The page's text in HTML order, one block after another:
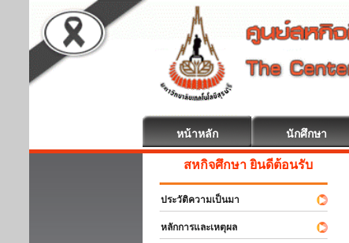
หน้าหลัก นักศึกษา
สหกิจศึกษา ยินดีต้อนรับ
ประวัติความเป็นมา
หลักการและเหตุผล